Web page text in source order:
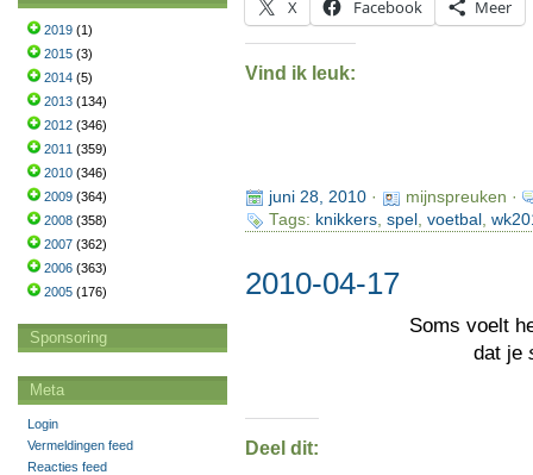
X Facebook Meer
Vind ik leuk:
juni 28, 2010·
mijnspreuken ·
Tags: knikkers, spel , voetbal ,
2010-04-17
Soms voelt
dat je
Deel dit:
2019 (1)
2015 (3)
2014 (5)
2013 (134)
2012 (346)
2011 (359)
2010 (346)
2009 (364)
2008 (358)
2007 (362)
2006 (363)
2005 (176)
Sponsoring
Meta
Login
Vermeldingen feed
Reacties feed